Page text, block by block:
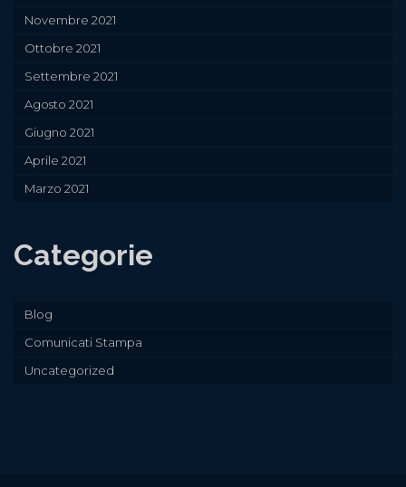
Novembre 2021
Ottobre 2021
Settembre 2021
Agosto 2021
Giugno 2021
Aprile 2021
Marzo 2021
Categorie
Blog
Comunicati Stampa
Uncategorized